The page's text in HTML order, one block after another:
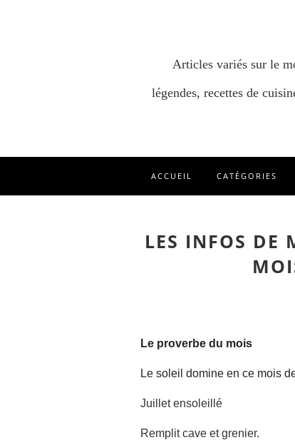
Articles variés sur le
légendes, recettes de
ACCUEIL CATÉGORIES
LES INFOS DE
Le proverbe du mois
Le soleil domine en ce mois
Juillet ensoleillé
Remplit cave et grenier.